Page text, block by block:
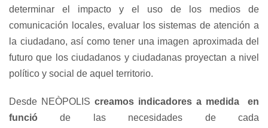
determinar el impacto y el uso de los medios de
comunicación locales, evaluar los sistemas de atención a
la ciudadano, así como tener una imagen aproximada del
futuro que los ciudadanos y ciudadanas proyectan a nivel
político y social de aquel territorio.
Desde NEÒPOLIS creamos indicadores a medida
en
funció
de las necesidades de cada